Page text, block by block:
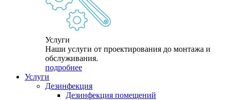
Услуги
Наши услуги от проектирования до монтажа и
обслуживания.
подробнее
Услуги
Дезинфекция
Дезинфекция помещений